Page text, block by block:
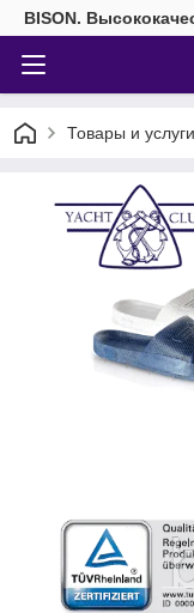
BISON.
Товары и услуги